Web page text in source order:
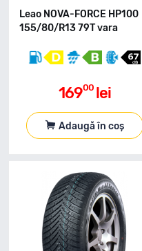
Leao NOVA-FORCE HP100
155/80/R13 79T vara
16900 lei
Adaugă în coș